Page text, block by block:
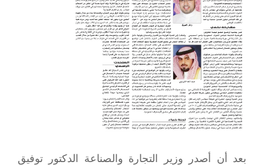
بعد أن أصدر وزير التجارة والصناعة الدكتور توفيق